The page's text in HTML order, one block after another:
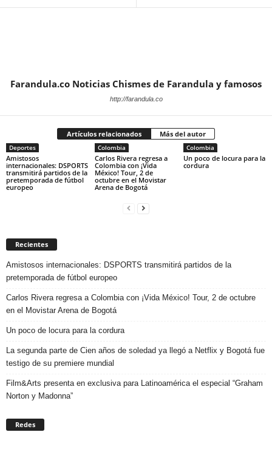
Farandula.co Noticias Chismes de Farandula y famosos
http://farandula.co
Artículos relacionados Más del autor
Deportes
Amistosos
internacionales: DSPORTS
transmitirá partidos de la
pretemporada de fútbol
europeo
Colombia
Carlos Rivera regresa a
Colombia con ¡Vida
México! Tour, 2 de
octubre en el Movistar
Arena de Bogotá
Colombia
Un poco de locura para la
cordura
Recientes
Amistosos internacionales: DSPORTS transmitirá partidos de la
pretemporada de fútbol europeo
Carlos Rivera regresa a Colombia con ¡Vida México! Tour, 2 de octubre
en el Movistar Arena de Bogotá
Un poco de locura para la cordura
La segunda parte de Cien años de soledad ya llegó a Netflix y Bogotá fue
testigo de su premiere mundial
Film&Arts presenta en exclusiva para Latinoamérica el especial “Graham
Norton y Madonna”
Redes